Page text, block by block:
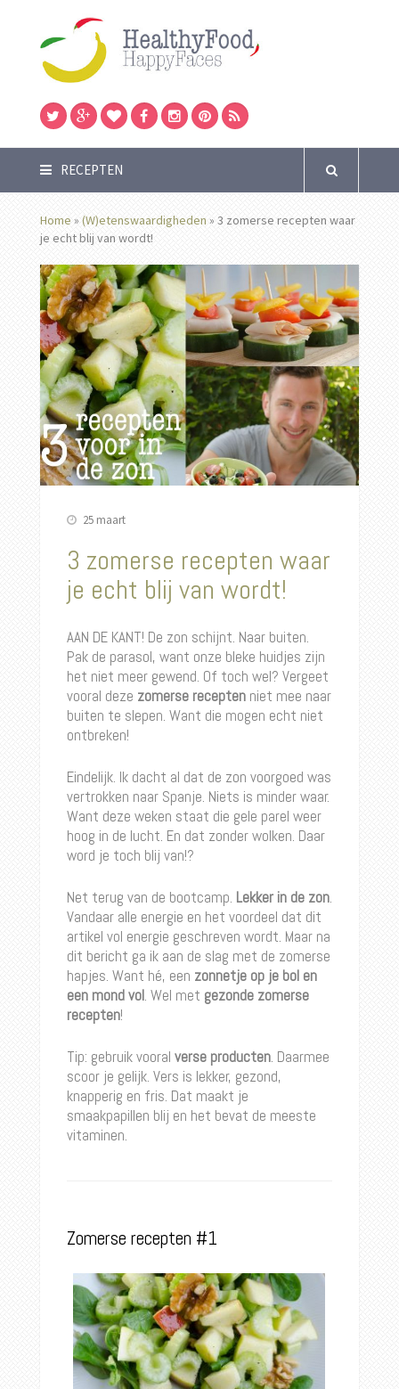
RECEPTEN
Home » (W)etenswaardigheden » 3 zomerse recepten waar
je echt blij van wordt!
25 maart
3 zomerse recepten waar
je echt blij van wordt!
AAN DE KANT! De zon schijnt. Naar buiten.
Pak de parasol, want onze bleke huidjes zijn
het niet meer gewend. Of toch wel? Vergeet
vooral deze zomerse receptenniet mee naar
buiten te slepen. Want die mogen echt niet
ontbreken!
Eindelijk. Ik dacht al dat de zon voorgoed was
vertrokken naar Spanje. Niets is minder waar.
Want deze weken staat die gele parel weer
hoog in de lucht. En dat zonder wolken. Daar
word je toch blij van!?
Net terug van de bootcamp. Lekker in de zon.
Vandaar alle energie en het voordeel dat dit
artikel vol energie geschreven wordt. Maar na
dit bericht ga ik aan de slag met de zomerse
hapjes. Want hé, een zonnetje op je bol en
een mond vol. Wel met gezonde zomerse
recepten!
Tip: gebruik vooral verse producten. Daarmee
scoor je gelijk. Vers is lekker, gezond,
knapperig en fris. Dat maakt je
smaakpapillen blij en het bevat de meeste
vitaminen.
Zomerse recepten #1